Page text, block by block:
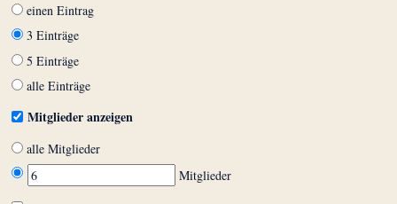
einen Eintrag
3 Einträge
5 Einträge
alle Einträge
Mitglieder anzeigen
alle Mitglieder
Mitglieder